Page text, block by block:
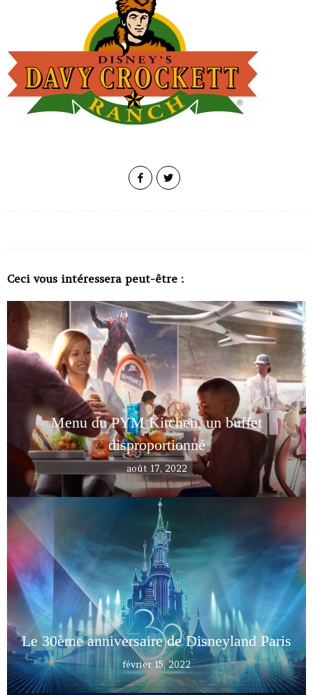
Ceci vous intéressera peut-être :
Menu du PYM Kitchen, un buffet
disproportionné
août 17, 2022
Le 30ème anniversaire de Disneyland Paris
février 15, 2022